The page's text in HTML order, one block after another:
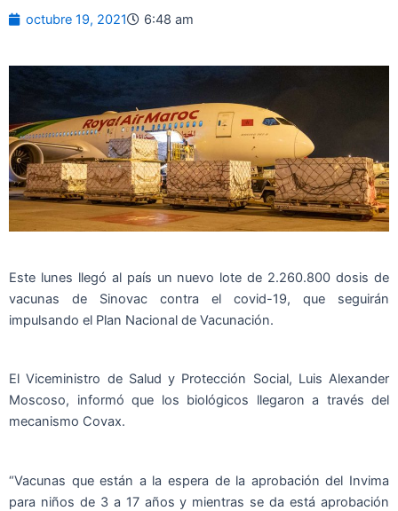
e
k
r
octubre 19, 2021 6:48 am
Este lunes llegó al país un nuevo lote de 2.260.800 dosis de
vacunas de Sinovac contra el covid-19, que seguirán
impulsando el Plan Nacional de Vacunación.
El Viceministro de Salud y Protección Social, Luis Alexander
Moscoso, informó que los biológicos llegaron a través del
mecanismo Covax.
“Vacunas que están a la espera de la aprobación del Invima
para niños de 3 a 17 años y mientras se da está aprobación